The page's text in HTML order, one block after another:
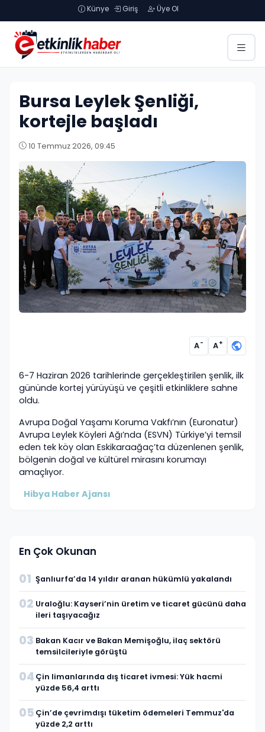
Künye Giriş Üye Ol
Bursa Leylek Şenliği,
kortejle başladı
10 Temmuz 2026, 09:45
A- A+
6-7 Haziran 2026 tarihlerinde gerçekleştirilen şenlik, ilk
gününde kortej yürüyüşü ve çeşitli etkinliklere sahne
oldu.
Avrupa Doğal Yaşamı Koruma Vakfı’nın (Euronatur)
Avrupa Leylek Köyleri Ağı’nda (ESVN) Türkiye’yi temsil
eden tek köy olan Eskikaraağaç’ta düzenlenen şenlik,
bölgenin doğal ve kültürel mirasını korumayı
amaçlıyor.
Hibya Haber Ajansı
En Çok Okunan
01 Şanlıurfa’da 14 yıldır aranan hükümlü yakalandı
02 Uraloğlu: Kayseri’nin üretim ve ticaret gücünü daha
ileri taşıyacağız
03 Bakan Kacır ve Bakan Memişoğlu, ilaç sektörü
temsilcileriyle görüştü
04 Çin limanlarında dış ticaret ivmesi: Yük hacmi
yüzde 56,4 arttı
05 Çin’de çevrimdışı tüketim ödemeleri Temmuz'da
yüzde 2,2 arttı